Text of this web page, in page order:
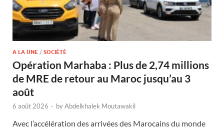
A LA UNE / SOCIÉTÉ
Opération Marhaba : Plus de 2,74 millions
de MRE de retour au Maroc jusqu’au 3
août
6 août 2026 - byAbdelkhalek Moutawakil
Avec l’accélération des arrivées des Marocains du monde